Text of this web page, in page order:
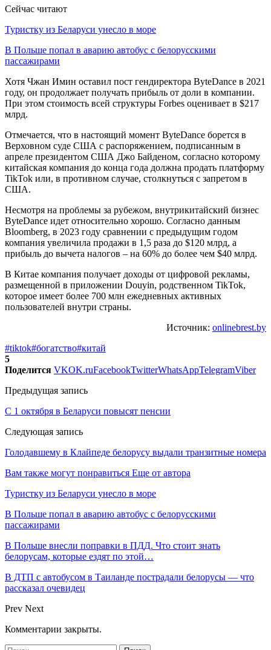
Сейчас читают
Туристку из Беларуси унесло в море
В Польше попал в аварию автобус с белорусскими
пассажирами
Хотя Чжан Имин оставил пост гендиректора ByteDance в 2021
году, он продолжает получать прибыль от доли в компании.
При этом стоимость всей структуры Forbes оценивает в $217
млрд.
Отмечается, что в настоящий момент ByteDance борется в
Верховном суде США с распоряжением, подписанным в
апреле президентом США Джо Байденом, согласно которому
китайская компания до конца года должна продать платформу
TikTok или, в противном случае, столкнуться с запретом в
США.
Несмотря на проблемы за рубежом, внутрикитайский бизнес
ByteDance идет относительно хорошо. Cогласно данным
Bloomberg, в 2023 году сравнении с предыдущим годом
компания увеличила продажи в 1,5 раза до $120 млрд, а
прибыль до вычета налогов – на 60% до более чем $40 млрд.
В Китае компания получает доходы от цифровой рекламы,
размещенной в приложении Douyin, родственном TikTok,
которое имеет более 700 млн ежедневных активных
пользователей внутри страны.
Источник: onlinebrest.by
#tiktok#богатство#китай
5
Поделится VKOK.ruFacebookTwitterWhatsAppTelegramViber
Предыдущая запись
С 1 октября в Беларуси повысят пенсии
Следующая запись
Голодавшему в Клайпеде белорусу выдали транзитные номера
Вам также могут понравиться Еще от автора
Туристку из Беларуси унесло в море
В Польше попал в аварию автобус с белорусскими
пассажирами
В Польше внесли поправки в ПДД. Что стоит знать
белорусам, которые ездят по этой…
В ДТП с автобусом в Таиланде пострадали белорусы — что
рассказал очевидец
Prev Next
Комментарии закрыты.